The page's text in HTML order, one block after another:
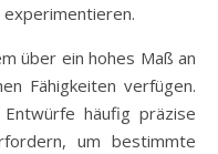
experimentieren.
über ein hohes Maß an
Fähigkeiten verfügen.
häufig präzise
um bestimmte